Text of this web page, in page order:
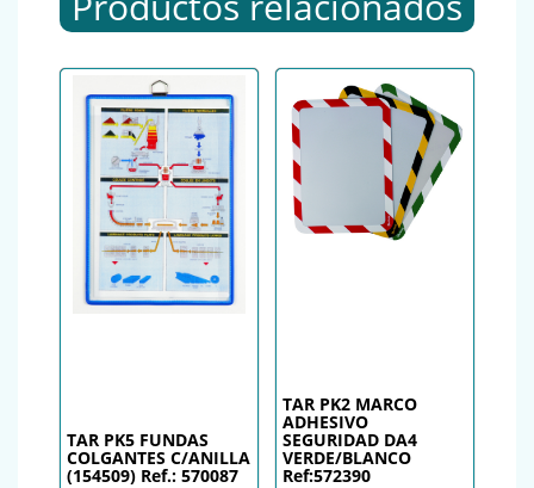
TAR PK5 FUNDAS
COLGANTES C/ANILLA
(154509) Ref.: 570087
TAR PK2 MARCO
ADHESIVO
SEGURIDAD DA4
VERDE/BLANCO
Ref:572390